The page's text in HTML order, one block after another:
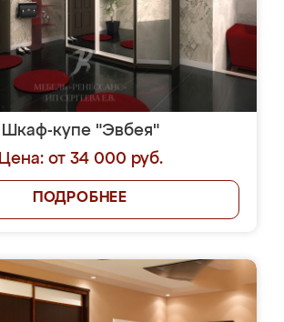
Шкаф-купе "Эвбея"
Цена: от 34 000 руб.
ПОДРОБНЕЕ